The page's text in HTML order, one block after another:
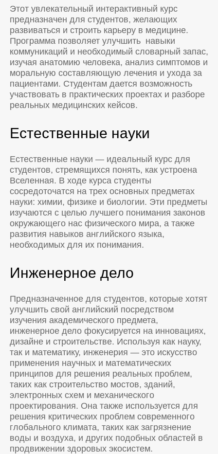
Этот увлекательный интерактивный курс
предназначен для студентов, желающих
развиваться и строить карьеру в медицине.
Программа позволяет улучшить навыки
коммуникаций и необходимый словарный запас,
изучая анатомию человека, анализ симптомов и
моральную составляющую лечения и ухода за
пациентами. Студентам дается возможность
участвовать в практических проектах и разборе
реальных медицинских кейсов.
Естественные науки
Естественные науки — идеальный курс для
студентов, стремящихся понять, как устроена
Вселенная. В ходе курса студенты
сосредоточатся на трех основных предметах
науки: химии, физике и биологии. Эти предметы
изучаются с целью лучшего понимания законов
окружающего нас физического мира, а также
развития навыков английского языка,
необходимых для их понимания.
Инженерное дело
Предназначенное для студентов, которые хотят
улучшить свой английский посредством
изучения академического предмета,
инженерное дело фокусируется на инновациях,
дизайне и строительстве. Используя как науку,
так и математику, инженерия — это искусство
применения научных и математических
принципов для решения реальных проблем,
таких как строительство мостов, зданий,
электронных схем и механического
проектирования. Она также используется для
решения критических проблем современного
глобального климата, таких как загрязнение
воды и воздуха, и других подобных областей в
продвижении здоровых экосистем.